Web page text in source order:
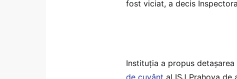
fost viciat, a decis
Instituția a propus
de cuvânt al ISJ Prahova de